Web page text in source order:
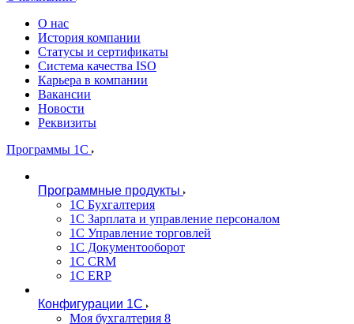
О нас
История компании
Статусы и сертификаты
Система качества ISO
Карьера в компании
Вакансии
Новости
Реквизиты
Программы 1С
Программные продукты
1С Бухгалтерия
1С Зарплата и управление персоналом
1С Управление торговлей
1С Документооборот
1С CRM
1С ERP
Конфигурации 1С
Моя бухгалтерия 8